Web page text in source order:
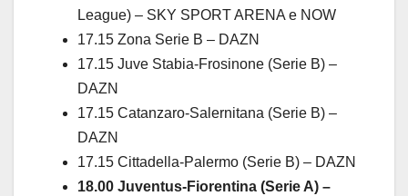
League) – SKY SPORT ARENA e NOW
17.15 Zona Serie B – DAZN
17.15 Juve Stabia-Frosinone (Serie B) –
DAZN
17.15 Catanzaro-Salernitana (Serie B) –
DAZN
17.15 Cittadella-Palermo (Serie B) – DAZN
18.00 Juventus-Fiorentina (Serie A) –